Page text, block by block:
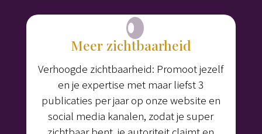
Meer zichtbaarheid
Verhoogde zichtbaarheid: Promoot jezelf
en je expertise met maar liefst 3
publicaties per jaar op onze website en
social media kanalen, zodat je super